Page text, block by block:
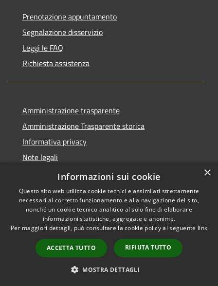
Prenotazione appuntamento
Segnalazione disservizio
Leggi le FAQ
Richiesta assistenza
Amministrazione trasparente
Amministrazione Trasparente storica
Informativa privacy
Note legali
Dichiarazione di accessibilità
Accessibilità
Copyright © 2026 • Comune di
Vico del Gargano • Powered by
Municipium•
Accesso
redazione
×
Informazioni sui cookie
Questo sito web utilizza cookie tecnici e assimilati strettamente
necessari al corretto funzionamento e alla navigazione del sito,
nonché un cookie tecnico analitico al solo fine di elaborare
informazioni statistiche, aggregate e anonime.
Per maggiori dettagli, può consultare la cookie policy al seguente link
ACCETTA TUTTO RIFIUTA TUTTO
MOSTRA DETTAGLI